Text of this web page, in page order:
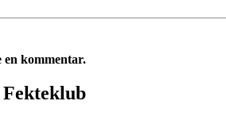
kommentar.
Fekteklub